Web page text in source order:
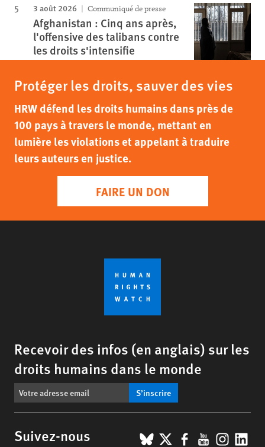
3 août 2026 Communiqué de presse
Afghanistan : Cinq ans après,
l'offensive des talibans contre
les droits s'intensifie
Protéger les droits, sauver des vies
HRW défend les droits humains dans près de
100 pays à travers le monde, mettant en
lumière les violations et appelant à traduire
leurs auteurs en justice.
FAIRE UN DON
Recevoir des infos (en anglais) sur les
droits humains dans le monde
S’inscrire
Suivez-nous BlueSky
X Facebook
YouTube